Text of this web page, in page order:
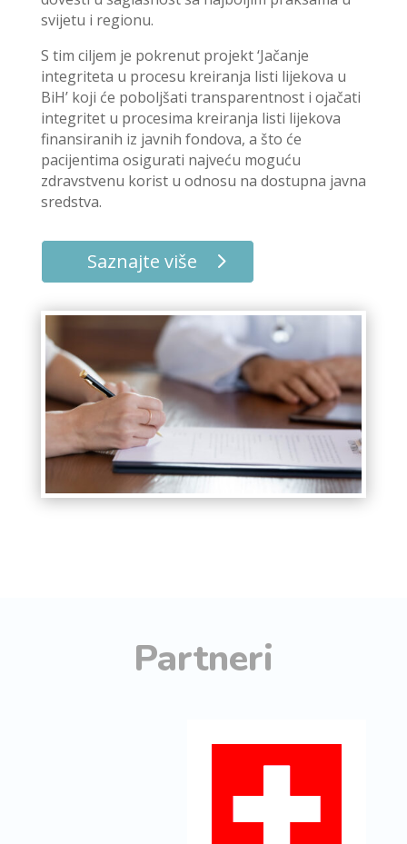
svijetu i regionu.
S tim ciljem je pokrenut projekt ‘Jačanje
integriteta u procesu kreiranja listi lijekova u
BiH’ koji će poboljšati transparentnost i ojačati
integritet u procesima kreiranja listi lijekova
finansiranih iz javnih fondova, a što će
pacijentima osigurati najveću moguću
zdravstvenu korist u odnosu na dostupna javna
sredstva.
Saznajte više
Partneri